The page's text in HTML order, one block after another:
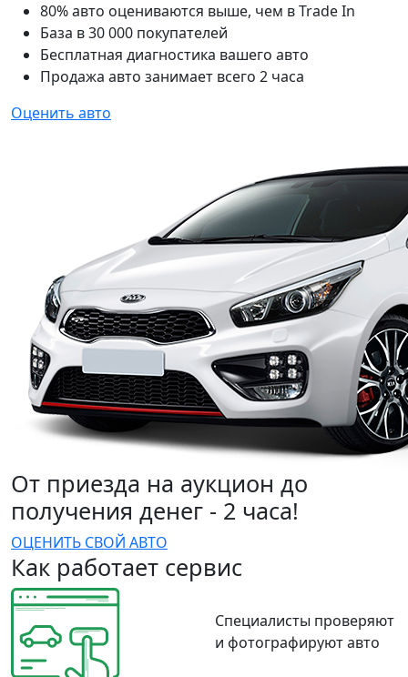
80% авто оцениваются выше, чем в Trade In
База в 30 000 покупателей
Бесплатная диагностика вашего авто
Продажа авто занимает всего 2 часа
Оценить авто
От приезда на аукцион до
получения денег - 2 часа!
ОЦЕНИТЬ СВОЙ АВТО
Как работает сервис
Специалисты проверяют
и фотографируют авто